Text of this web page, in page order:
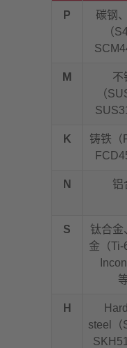
P
碳钢
（
M
不
（
K
铸铁（
N 铝
S
钛合金
金（Ti-
H
steel（